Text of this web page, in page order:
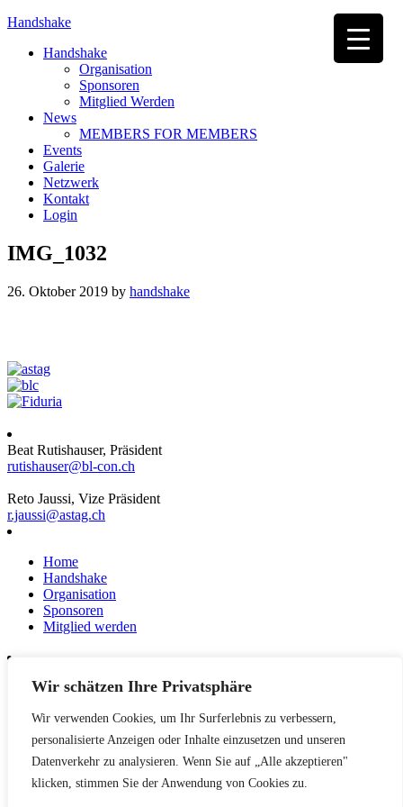
Wir schätzen Ihre Privatsphäre
Wir verwenden Cookies, um Ihr Surferlebnis zu verbessern,
personalisierte Anzeigen oder Inhalte einzusetzen und unseren
Datenverkehr zu analysieren. Wenn Sie auf „Alle akzeptieren"
klicken, stimmen Sie der Anwendung von Cookies zu.
Handshake
Handshake
Organisation
Sponsoren
Mitglied Werden
News
MEMBERS FOR MEMBERS
Events
Galerie
Netzwerk
Kontakt
Login
IMG_1032
26. Oktober 2019 by handshake
Beat Rutishauser, Präsident
rutishauser@bl-con.ch
Reto Jaussi, Vize Präsident
r.jaussi@astag.ch
Home
Handshake
Organisation
Sponsoren
Mitglied werden
News
Netzwerk
Kontakt